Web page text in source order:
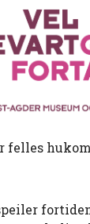
felles